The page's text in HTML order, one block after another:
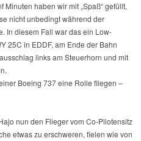
haben wir mit „Spaß“ gefüllt,
nicht unbedingt während der
In diesem Fall war das ein Low-
25C in EDDF, am Ende der Bahn
links am Steuerhorn und mit
Boeing 737 eine Rolle fliegen –
nun den Flieger vom Co-Pilotensitz
etwas zu erschweren, fielen wie von